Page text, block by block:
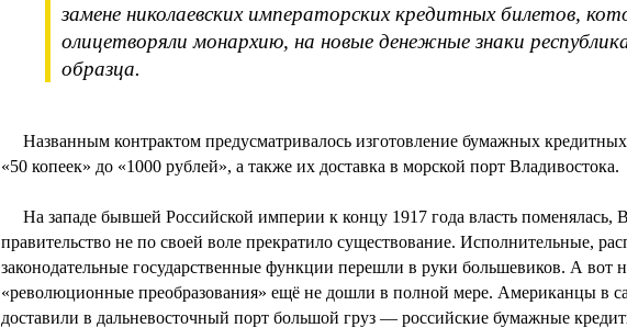
замене николаевских императорских кредитных билетов,
олицетворяли монархию, на новые денежные знаки
образца.
Названным контрактом предусматривалось изготовление бумажных
«50 копеек» до «1000 рублей», а также их доставка в морской порт Владивостока.
На западе бывшей Российской империи к концу 1917 года власть поменялась,
правительство не по своей воле прекратило существование. Исполнительные,
законодательные государственные функции перешли в руки большевиков. А вот
«революционные преобразования» ещё не дошли в полной мере. Американцы в
доставили в дальневосточный порт большой груз — российские бумажные